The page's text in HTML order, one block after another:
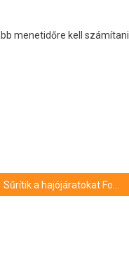
menetidőre kell